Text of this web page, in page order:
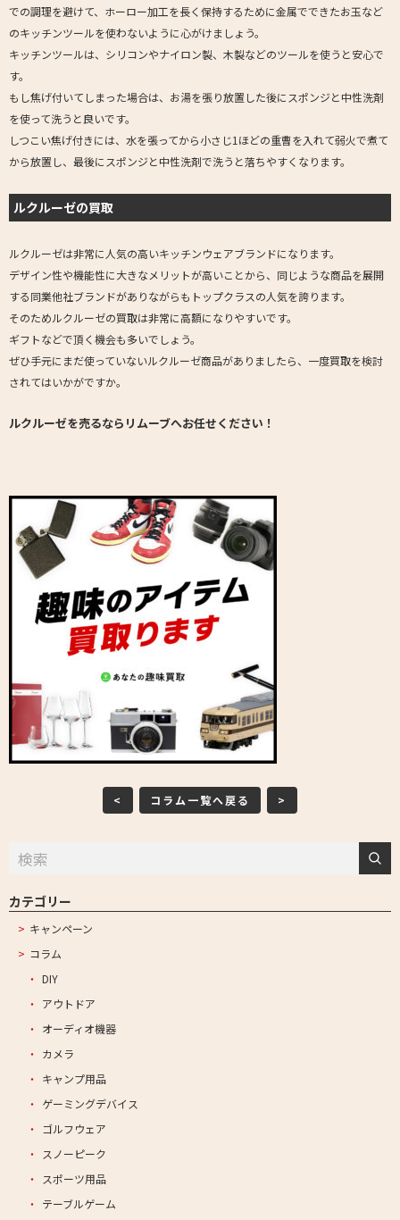
での調理を避けて、ホーロー加工を長く保持するために金属でできたお玉など
のキッチンツールを使わないように心がけましょう。
キッチンツールは、シリコンやナイロン製、木製などのツールを使うと安心で
す。
もし焦げ付いてしまった場合は、お湯を張り放置した後にスポンジと中性洗剤
を使って洗うと良いです。
しつこい焦げ付きには、水を張ってから小さじ1ほどの重曹を入れて弱火で煮て
から放置し、最後にスポンジと中性洗剤で洗うと落ちやすくなります。
ルクルーゼの買取
ルクルーゼは非常に人気の高いキッチンウェアブランドになります。
デザイン性や機能性に大きなメリットが高いことから、同じような商品を展開
する同業他社ブランドがありながらもトップクラスの人気を誇ります。
そのためルクルーゼの買取は非常に高額になりやすいです。
ギフトなどで頂く機会も多いでしょう。
ぜひ手元にまだ使っていないルクルーゼ商品がありましたら、一度買取を検討
されてはいかがですか。
ルクルーゼを売るならリムーブへお任せください！
< コラム一覧へ戻る >
カテゴリー
キャンペーン
コラム
DIY
アウトドア
オーディオ機器
カメラ
キャンプ用品
ゲーミングデバイス
ゴルフウェア
スノーピーク
スポーツ用品
テーブルゲーム